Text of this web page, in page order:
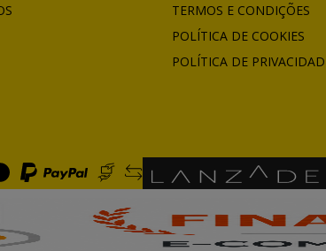
TERMOS E CONDIÇÕES
POLÍTICA DE COOKIES
POLÍTICA DE